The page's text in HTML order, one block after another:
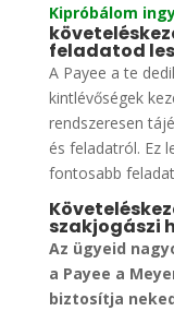
Kipróbálom
feladatod
A Payee a te
kintlévőségek
rendszeresen
és feladatról. Ez
fontosabb
szakjogászi
Az ügyeid
a Payee a
biztosítja